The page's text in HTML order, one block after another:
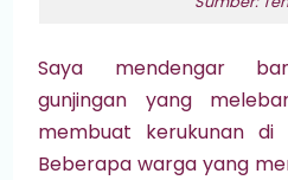
Saya mendengar
gunjingan yang
membuat kerukunan di
Beberapa warga yang